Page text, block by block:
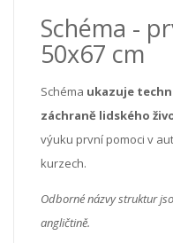
Schéma -
50x67 cm
Schéma ukazuje
záchraně lidského
výuku první pomoci v
kurzech.
Odborné názvy struktur
angličtině.